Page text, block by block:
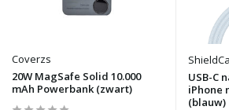
Coverzs
20W MagSafe Solid 10.000
mAh Powerbank (zwart)
USB-C
iPhone
(blauw)